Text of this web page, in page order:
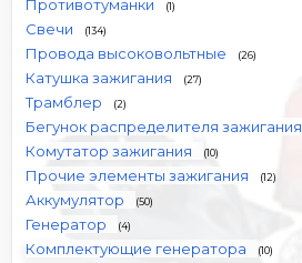
Противотуманки (1)
Свечи (134)
Провода высоковольтные (26)
Катушка зажигания (27)
Трамблер (2)
Бегунок распределителя зажигания
Комутатор зажигания (10)
Прочие элементы зажигания (12)
Аккумулятор (50)
Генератор (4)
Комплектующие генератора (10)